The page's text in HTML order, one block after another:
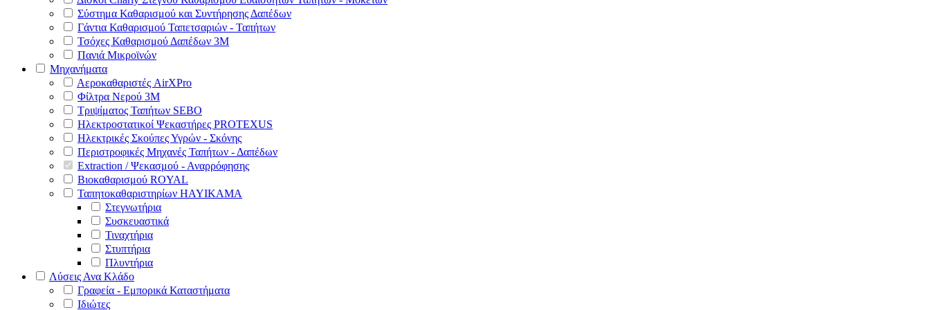
Σύστημα Καθαρισμού και Συντήρησης Δαπέδων
Γάντια Καθαρισμού Ταπετσαριών - Ταπήτων
Τσόχες Καθαρισμού Δαπέδων 3Μ
Πανιά Μικροϊνών
Μηχανήματα
Αεροκαθαριστές AirXPro
Φίλτρα Νερού 3M
Τριψίματος Ταπήτων SEBO
Ηλεκτροστατικοί Ψεκαστήρες PROTEXUS
Ηλεκτρικές Σκούπες Υγρών - Σκόνης
Περιστροφικές Μηχανές Ταπήτων - Δαπέδων
Extraction / Ψεκασμού - Αναρρόφησης
Βιοκαθαρισμού ROYAL
Ταπητοκαθαριστηρίων HAYIKAMA
Στεγνωτήρια
Συσκευαστικά
Τιναχτήρια
Στυπτήρια
Πλυντήρια
Λύσεις Ανα Κλάδο
Γραφεία - Εμπορικά Καταστήματα
Ιδιώτες